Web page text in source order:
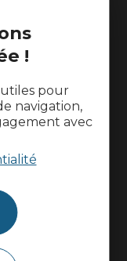
!
utiles pour
navigation,
avec